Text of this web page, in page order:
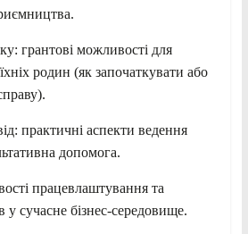
грантові можливості для
родин (як започаткувати або
практичні аспекти ведення
допомога.
працевлаштування та
у сучасне бізнес-середовище.